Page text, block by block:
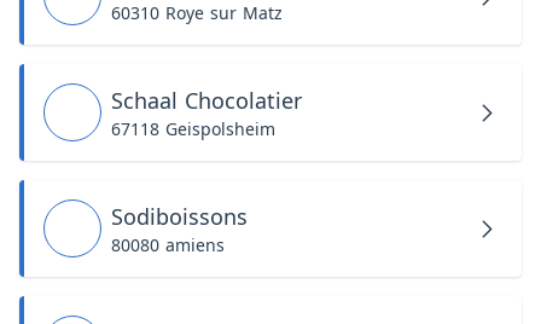
60310 Roye sur Matz
Schaal Chocolatier
67118 Geispolsheim
Sodiboissons
80080 amiens